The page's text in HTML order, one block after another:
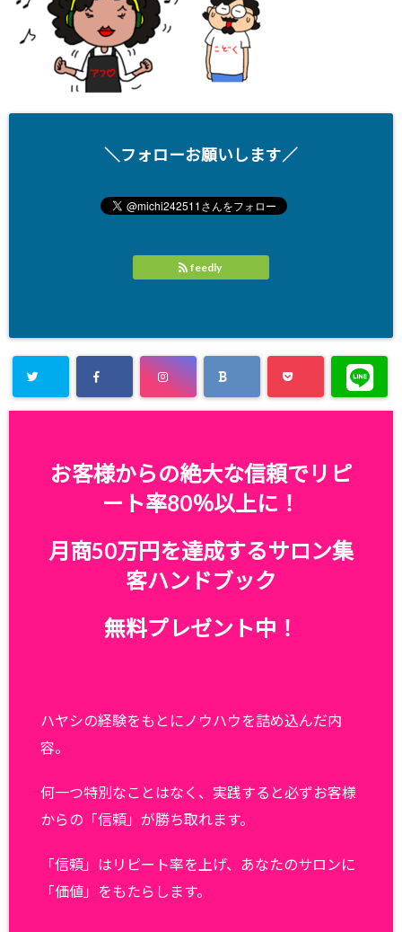
＼フォローお願いします／
feedly
お客様からの絶大な信頼でリピ
ート率80％以上に！
月商50万円を達成するサロン集
客ハンドブック
無料プレゼント中！
ハヤシの経験をもとにノウハウを詰め込んだ内
容。
何一つ特別なことはなく、実践すると必ずお客様
からの「信頼」が勝ち取れます。
「信頼」はリピート率を上げ、あなたのサロンに
「価値」をもたらします。